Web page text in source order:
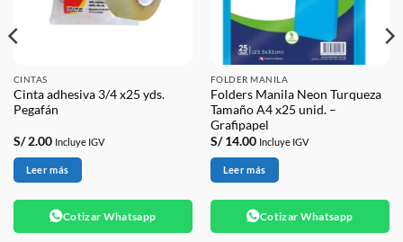
CINTAS
Cinta adhesiva 3/4 x25 yds.
Pegafán
S/2.00 Incluye IGV
Leer más
Cotizar Whatsapp
FOLDER MANILA
Folders Manila Neon Turqueza
Tamaño A4 x25 unid. –
Grafipapel
S/14.00 Incluye IGV
Leer más
Cotizar Whatsapp